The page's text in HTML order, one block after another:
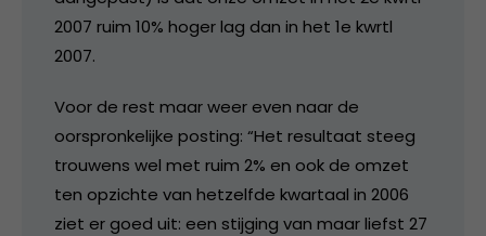
2007 ruim 10% hoger lag dan in het 1e kwrtl
2007.
Voor de rest maar weer even naar de
oorspronkelijke posting: “Het resultaat steeg
trouwens wel met ruim 2% en ook de omzet
ten opzichte van hetzelfde kwartaal in 2006
ziet er goed uit: een stijging van maar liefst 27